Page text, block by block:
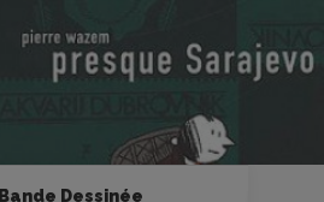
Bande Dessinée